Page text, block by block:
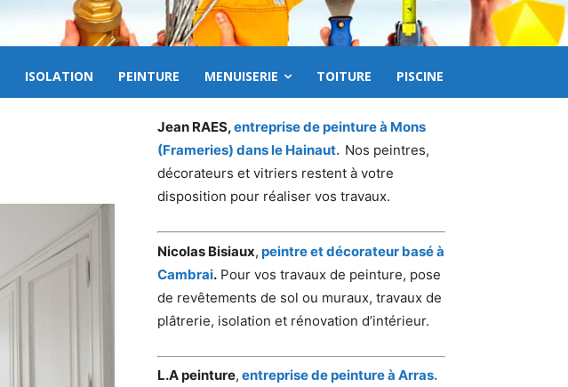
ISOLATION PEINTURE MENUISERIE TOITURE PISCINE
Jean RAES,entreprise de peinture à Mons
(Frameries) dans le Hainaut. Nos peintres,
décorateurs et vitriers restent à votre
disposition pour réaliser vos travaux.
Nicolas Bisiaux, peintre et décorateur basé à
Cambrai. Pour vos travaux de peinture, pose
de revêtements de sol ou muraux, travaux de
plâtrerie, isolation et rénovation d’intérieur.
L.A peinture, entreprise de peinture à Arras.